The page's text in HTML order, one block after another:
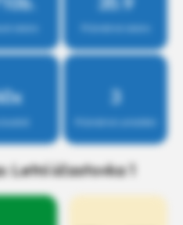
3
Letní účastovka 1